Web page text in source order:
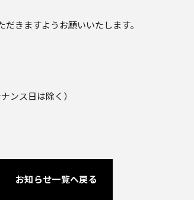
きますようお願いいたします。
ンス日は除く）
お知らせ一覧へ戻る